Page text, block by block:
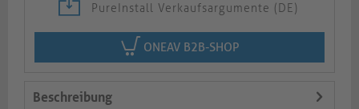
PureInstall Verkaufsargumente (DE)
ONEAV B2B-SHOP
Beschreibung